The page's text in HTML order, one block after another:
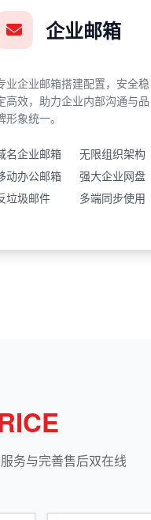
企业邮箱
业企业邮箱搭建配置，安全稳
高效，助力企业内部沟通与品
形象统一。
名企业邮箱
无限组织架构
动办公邮箱
强大企业网盘
垃圾邮件
多端同步使用
务与完善售后双在线